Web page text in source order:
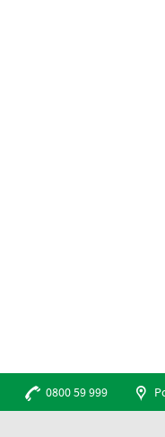
0800 59 999